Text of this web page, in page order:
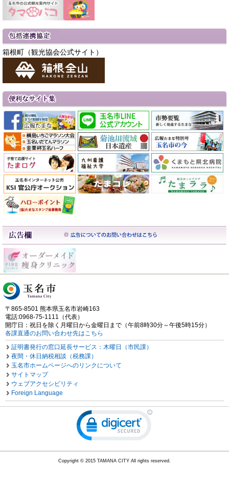
箱根町（観光協会公式サイト）
〒865-8501 熊本県玉名市岩崎163
電話:0968-75-1111（代表）
開庁日：祝日を除く月曜日から金曜日まで（午前8時30分～午後5時15分）
各課直通のお問い合わせ先はこちら
証明書発行の窓口延長サービス：木曜日（市民課）
夜間・休日納税相談（税務課）
玉名市ホームページへのリンクについて
サイトマップ
ウェブアクセシビリティ
Foreign Language
Copyright © 2015 TAMANA CITY All rights reserved.